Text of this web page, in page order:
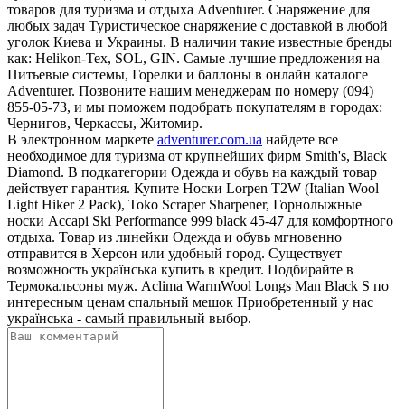
товаров для туризма и отдыха Adventurer. Снаряжение для
любых задач Туристическое снаряжение с доставкой в любой
уголок Киева и Украины. В наличии такие известные бренды
как: Helikon-Tex, SOL, GIN. Самые лучшие предложения на
Питьевые системы, Горелки и баллоны в онлайн каталоге
Adventurer. Позвоните нашим менеджерам по номеру (094)
855-05-73, и мы поможем подобрать покупателям в городах:
Чернигов, Черкассы, Житомир.
В электронном маркете adventurer.com.ua найдете все
необходимое для туризма от крупнейших фирм Smith's, Black
Diamond. В подкатегории Одежда и обувь на каждый товар
действует гарантия. Купите Носки Lorpen T2W (Italian Wool
Light Hiker 2 Pack), Toko Scraper Sharpener, Горнолыжные
носки Accapi Ski Performance 999 black 45-47 для комфортного
отдыха. Товар из линейки Одежда и обувь мгновенно
отправится в Херсон или удобный город. Существует
возможность українська купить в кредит. Подбирайте в
Термокальсоны муж. Aclima WarmWool Longs Man Black S по
интересным ценам спальный мешок Приобретенный у нас
українська - самый правильный выбор.